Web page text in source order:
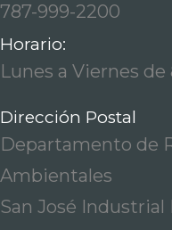
787-999-2200
Horario:
Lunes a Viernes
Dirección Postal
Departamento de
Ambientales
San José Industrial